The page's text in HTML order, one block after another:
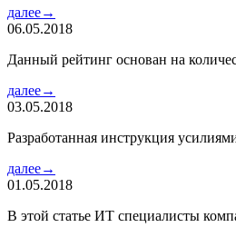
далее→
06.05.2018
Данный рейтинг основан на
далее→
03.05.2018
Разработанная инструкция
далее→
01.05.2018
В этой статье ИТ специалисты